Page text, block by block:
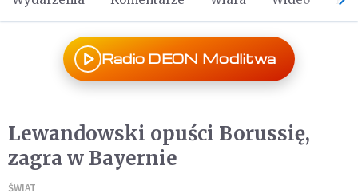
Radio DEON Modlitwa
Lewandowski opuści Borussię,
zagra w Bayernie
ŚWIAT